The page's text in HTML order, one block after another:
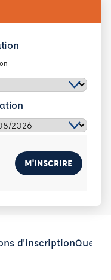
M'INSCRIRE
d'inscription